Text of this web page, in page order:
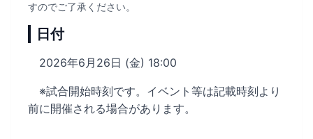
すのでご了承ください。
日付
2026年6月26日 (金) 18:00
※試合開始時刻です。イベント等は記載時刻より
前に開催される場合があります。